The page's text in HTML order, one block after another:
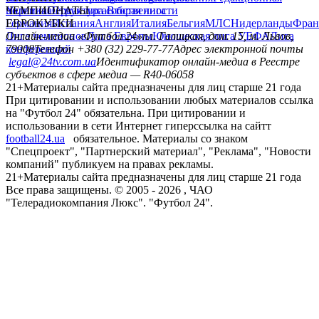
политикаСтруктура собственности
УкраинаПервая лигаВторая лига
ЧЕМПИОНАТЫ
ГерманияИспанияАнглияИталияБельгияМЛСНидерланды
ЕВРОКУБКИ
Лига чемпионовЛига ЕвропыЮношеская лига УЕФАЛига
конференций
Онлайн-медиа «Футбол 24»пл. Галицкая, дом. 15, м. Львов,
79008Телефон +380 (32) 229-77-77Адрес электронной почты
legal@24tv.com.uaИдентификатор онлайн-медиа в Реестре
субъектов в сфере медиа — R40-06058
21+Материалы сайта предназначены для лиц старше 21 года
При цитировании и использовании любых материалов ссылка
на "Футбол 24" обязательна. При цитировании и
использовании в сети Интернет гиперссылка на сайтт
football24.ua
обязательное. Материалы со знаком
"Спецпроект", "Партнерский материал", "Реклама", "Новости
компаний" публикуем на правах рекламы.
21+Материалы сайта предназначены для лиц старше 21 года
Все права защищены. © 2005 - 2026 , ЧАО
"Телерадиокомпания Люкс". "Футбол 24".